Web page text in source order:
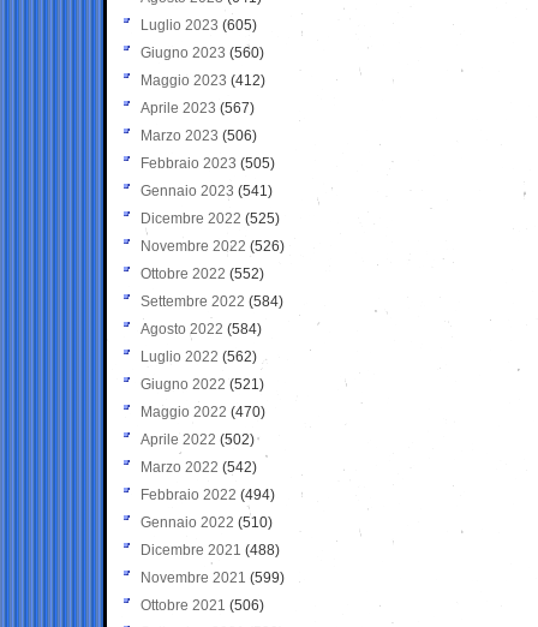
Luglio 2023 (605)
Giugno 2023 (560)
Maggio 2023 (412)
Aprile 2023 (567)
Marzo 2023 (506)
Febbraio 2023 (505)
Gennaio 2023 (541)
Dicembre 2022 (525)
Novembre 2022 (526)
Ottobre 2022 (552)
Settembre 2022 (584)
Agosto 2022 (584)
Luglio 2022 (562)
Giugno 2022 (521)
Maggio 2022 (470)
Aprile 2022 (502)
Marzo 2022 (542)
Febbraio 2022 (494)
Gennaio 2022 (510)
Dicembre 2021 (488)
Novembre 2021 (599)
Ottobre 2021 (506)